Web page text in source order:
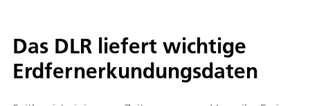
Das DLR liefert wichtige
Erdfernerkundungsdaten